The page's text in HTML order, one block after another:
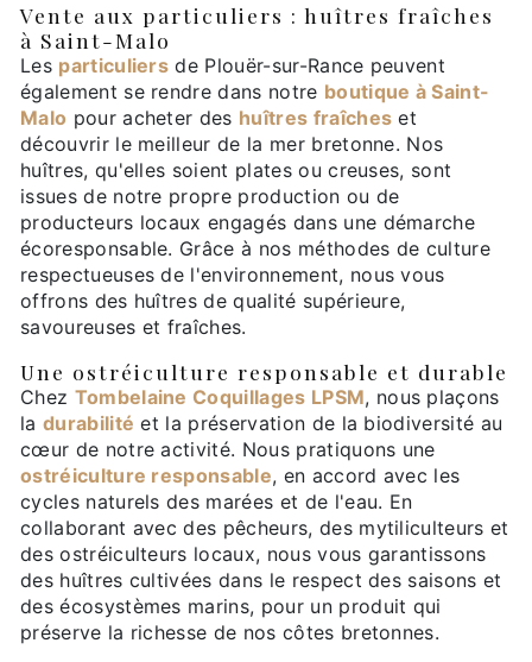
Vente aux particuliers : huîtres fraîches
à Saint-Malo
Les particuliers de Plouër-sur-Rance peuvent
également se rendre dans notre boutique à Saint-
Malo pour acheter des huîtres fraîches et
découvrir le meilleur de la mer bretonne. Nos
huîtres, qu'elles soient plates ou creuses, sont
issues de notre propre production ou de
producteurs locaux engagés dans une démarche
écoresponsable. Grâce à nos méthodes de culture
respectueuses de l'environnement, nous vous
offrons des huîtres de qualité supérieure,
savoureuses et fraîches.
Une ostréiculture responsable et durable
Chez Tombelaine Coquillages LPSM, nous plaçons
la durabilité et la préservation de la biodiversité au
cœur de notre activité. Nous pratiquons une
ostréiculture responsable, en accord avec les
cycles naturels des marées et de l'eau. En
collaborant avec des pêcheurs, des mytiliculteurs et
des ostréiculteurs locaux, nous vous garantissons
des huîtres cultivées dans le respect des saisons et
des écosystèmes marins, pour un produit qui
préserve la richesse de nos côtes bretonnes.